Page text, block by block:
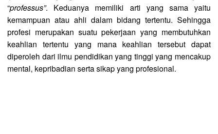
“professus”. Keduanya memiliki arti yang sama yaitu
kemampuan atau ahli dalam bidang tertentu. Sehingga
profesi merupakan suatu pekerjaan yang membutuhkan
keahlian tertentu yang mana keahlian tersebut dapat
diperoleh dari ilmu pendidikan yang tinggi yang mencakup
mental, kepribadian serta sikap yang profesional.